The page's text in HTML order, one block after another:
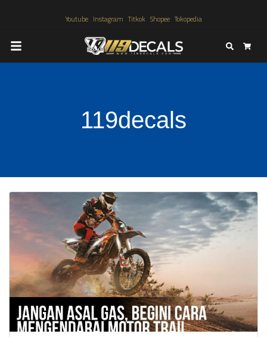
Youtube Instagram Titkok Shopee Tokopedia
SearchCart
119decals